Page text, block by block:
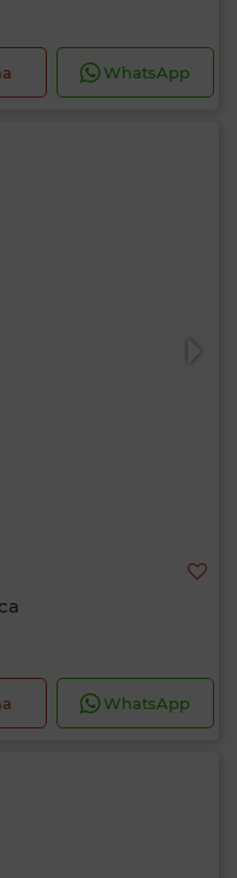
WhatsApp
WhatsApp